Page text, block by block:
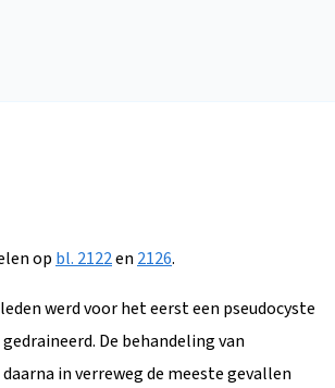
op bl. 2122en2126.
werd voor het eerst een pseudocyste
De behandeling van
in verreweg de meeste gevallen